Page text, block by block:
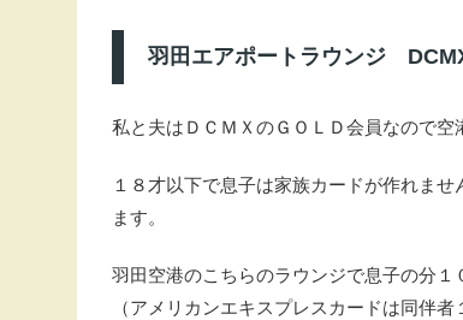
羽田エアポートラウンジ
私と夫はＤＣＭＸのＧＯＬＤ会員なので空
１８才以下で息子は家族カードが作れま
ます。
羽田空港のこちらのラウンジで息子の分１
（アメリカンエキスプレスカードは同伴者